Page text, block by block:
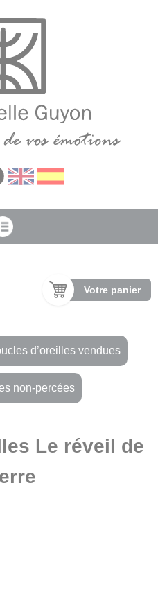
Votre panier
d’oreilles vendues
non-percées
Le réveil de